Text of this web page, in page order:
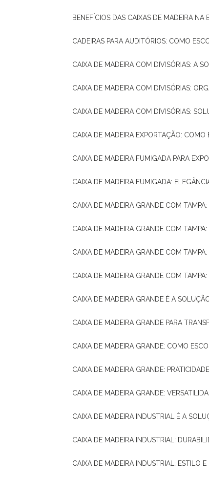
BENEFÍCIOS DAS CAIXAS DE MADEIRA
CADEIRAS PARA AUDITÓRIOS: COMO
CAIXA DE MADEIRA COM DIVISÓRIAS: A
CAIXA DE MADEIRA COM DIVISÓRIAS:
CAIXA DE MADEIRA COM DIVISÓRIAS:
CAIXA DE MADEIRA EXPORTAÇÃO:
CAIXA DE MADEIRA FUMIGADA PARA
CAIXA DE MADEIRA FUMIGADA:
CAIXA DE MADEIRA GRANDE COM
CAIXA DE MADEIRA GRANDE COM
CAIXA DE MADEIRA GRANDE COM
CAIXA DE MADEIRA GRANDE COM
CAIXA DE MADEIRA GRANDE É A
CAIXA DE MADEIRA GRANDE PARA
CAIXA DE MADEIRA GRANDE: COMO
CAIXA DE MADEIRA GRANDE:
CAIXA DE MADEIRA GRANDE:
CAIXA DE MADEIRA INDUSTRIAL É A
CAIXA DE MADEIRA INDUSTRIAL:
CAIXA DE MADEIRA INDUSTRIAL: ESTILO